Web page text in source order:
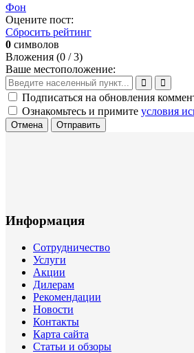
Фон
Оцените пост:
Сбросить рейтинг
0 символов
Вложения (0 / 3)
Ваше местоположение:
Подписаться на обновления
Ознакомьтесь и примите условия
Отмена Отправить
Информация
Сотрудничество
Услуги
Акции
Дилерам
Рекомендации
Новости
Контакты
Карта сайта
Статьи и обзоры